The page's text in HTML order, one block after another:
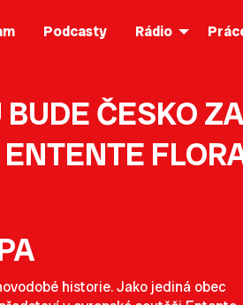
Podcasty Rádio
ČESKO
historie. Jako jediná obec